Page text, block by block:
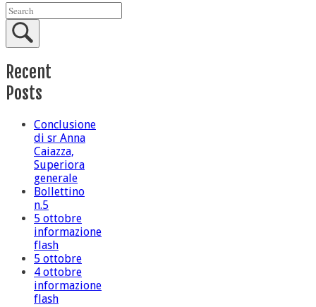
Recent
Posts
Conclusione
di sr Anna
Caiazza,
Superiora
generale
Bollettino
n.5
5 ottobre
informazione
flash
5 ottobre
4 ottobre
informazione
flash